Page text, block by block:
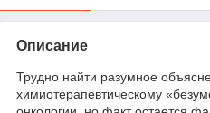
Описание
Трудно найти разумное
химиотерапевтическому